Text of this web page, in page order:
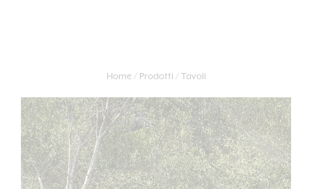
Home Prodotti Tavoli